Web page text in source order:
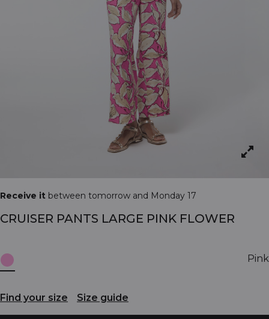
Receive it between tomorrow and Monday 17
CRUISER PANTS LARGE PINK FLOWER
Pink
Find your size Size guide